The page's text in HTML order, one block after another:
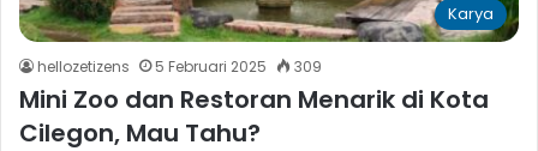
Karya
hellozetizens 5 Februari 2025 309
Mini Zoo dan Restoran Menarik di Kota
Cilegon, Mau Tahu?